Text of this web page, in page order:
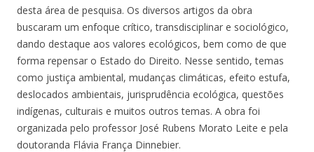
desta área de pesquisa. Os diversos artigos da obra
buscaram um enfoque crítico, transdisciplinar e sociológico,
dando destaque aos valores ecológicos, bem como de que
forma repensar o Estado do Direito. Nesse sentido, temas
como justiça ambiental, mudanças climáticas, efeito estufa,
deslocados ambientais, jurisprudência ecológica, questões
indígenas, culturais e muitos outros temas. A obra foi
organizada pelo professor José Rubens Morato Leite e pela
doutoranda Flávia França Dinnebier.